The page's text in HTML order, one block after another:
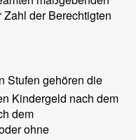
der Berechtigten
Stufen gehören die
Kindergeld nach dem
dem
ohne